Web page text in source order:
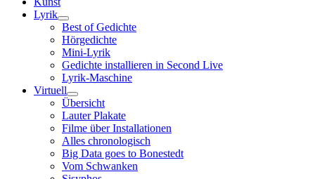
Lyrik
Best of Gedichte
Hörgedichte
Mini-Lyrik
Gedichte installieren in Second Live
Lyrik-Maschine
Virtuell
Übersicht
Lauter Plakate
Filme über Installationen
Alles chronologisch
Big Data goes to Bonestedt
Vom Schwanken